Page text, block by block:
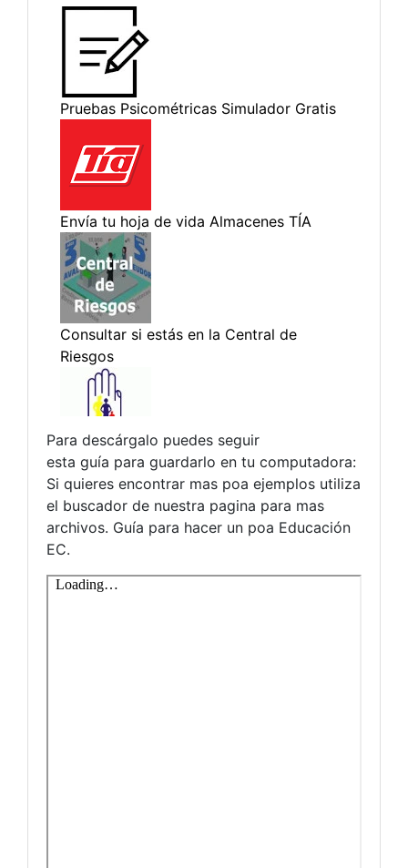
Para descárgalo puedes seguir
esta guía para guardarlo en tu computadora:
Si quieres encontrar mas poa ejemplos utiliza
el buscador de nuestra pagina para mas
archivos. Guía para hacer un poa Educación
EC.